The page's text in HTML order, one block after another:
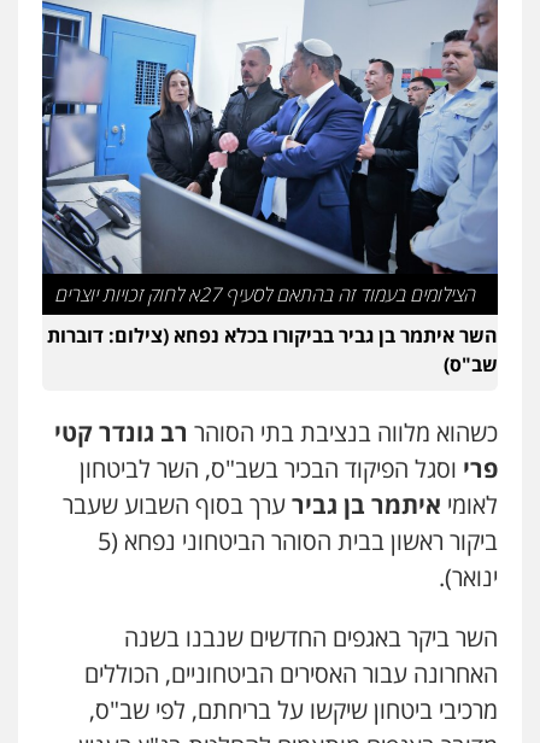
משפט פלילי מעצרים
וחקירות צבאי תעבורה
0544218336
משרד עורכי דין חן ברוך
פלילי דיני תעבורה מעצרים וחקירות
0505078733
עו"ד קארין לגטיוי
פלילי פשיעה חמורה מעצרים וחקירות
0507446995
אבי אמר משרד עורכי דין
פלילי משפחה אזרחי מסחרי
0502130230
עו"ד אילן אלימלך
עו"ד יוסי חמצני
כלכלי צווארון לבן פשיעה כלכלית עבירות
הלבנת הון
הצילומים בעמוד זה בהתאם לסעיף 27א לחוק זכויות יוצרים
השר איתמר בן גביר בביקורו בכלא נפחא (צילום: דוברות
שב"ס)
כשהוא מלווה בנציבת בתי הסוהר רב גונדר קטי
פרי וסגל הפיקוד הבכיר בשב"ס, השר לביטחון
לאומי איתמר בן גבירערך בסוף השבוע שעבר
ביקור ראשון בבית הסוהר הביטחוני נפחא (5
ינואר).
השר ביקר באגפים החדשים שנבנו בשנה
האחרונה עבור האסירים הביטחוניים, הכוללים
מרכיבי ביטחון שיקשו על בריחתם, לפי שב"ס,